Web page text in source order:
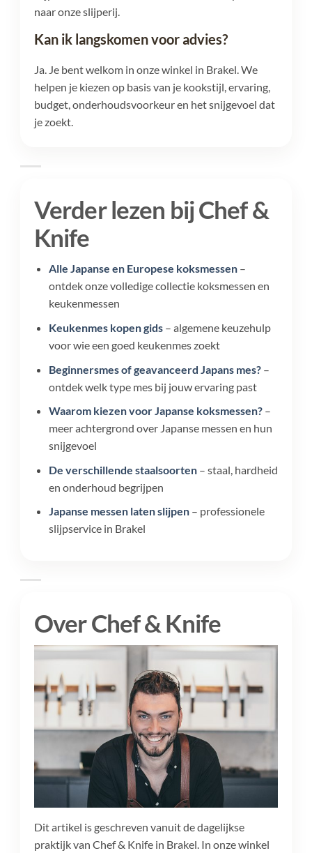
naar onze slijperij.
Kan ik langskomen voor advies?
Ja. Je bent welkom in onze winkel in Brakel. We
helpen je kiezen op basis van je kookstijl, ervaring,
budget, onderhoudsvoorkeur en het snijgevoel dat
je zoekt.
Verder lezen bij Chef &
Knife
Alle Japanse en Europese koksmessen–
ontdek onze volledige collectie koksmessen en
keukenmessen
Keukenmes kopen gids– algemene keuzehulp
voor wie een goed keukenmes zoekt
Beginnersmes of geavanceerd Japans mes?–
ontdek welk type mes bij jouw ervaring past
Waarom kiezen voor Japanse koksmessen?–
meer achtergrond over Japanse messen en hun
snijgevoel
De verschillende staalsoorten– staal, hardheid
en onderhoud begrijpen
Japanse messen laten slijpen– professionele
slijpservice in Brakel
Over Chef & Knife
Dit artikel is geschreven vanuit de dagelijkse
praktijk van Chef & Knife in Brakel. In onze winkel